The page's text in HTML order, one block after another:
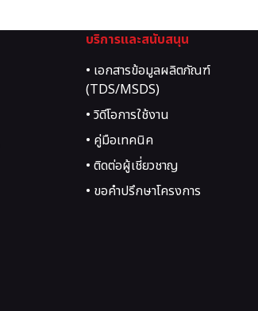
บริการและสนับสนุน
• เอกสารข้อมูลผลิตภัณฑ์
(TDS/MSDS)
• วิดีโอการใช้งาน
• คู่มือเทคนิค
• ติดต่อผู้เชี่ยวชาญ
• ขอคำปรึกษาโครงการ